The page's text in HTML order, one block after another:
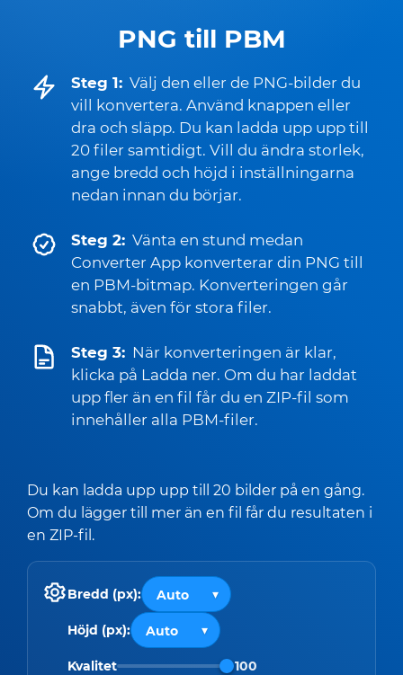
PNG till PBM
Steg 1: Välj den eller de PNG-bilder du
vill konvertera. Använd knappen eller
dra och släpp. Du kan ladda upp upp till
20 filer samtidigt. Vill du ändra storlek,
ange bredd och höjd i inställningarna
nedan innan du börjar.
Steg 2: Vänta en stund medan
Converter App konverterar din PNG till
en PBM-bitmap. Konverteringen går
snabbt, även för stora filer.
Steg 3: När konverteringen är klar,
klicka på Ladda ner. Om du har laddat
upp fler än en fil får du en ZIP-fil som
innehåller alla PBM-filer.
Du kan ladda upp upp till 20 bilder på en gång.
Om du lägger till mer än en fil får du resultaten i
en ZIP-fil.
Bredd (px):
Höjd (px):
Kvalitet 100